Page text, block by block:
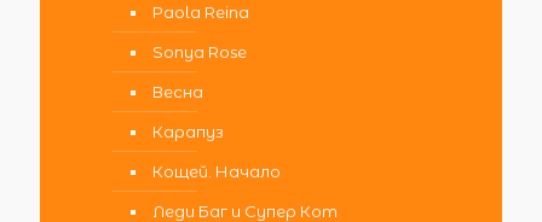
Paola Reina
Sonya Rose
Весна
Карапуз
Кощей. Начало
Леди Баг и Супер Кот